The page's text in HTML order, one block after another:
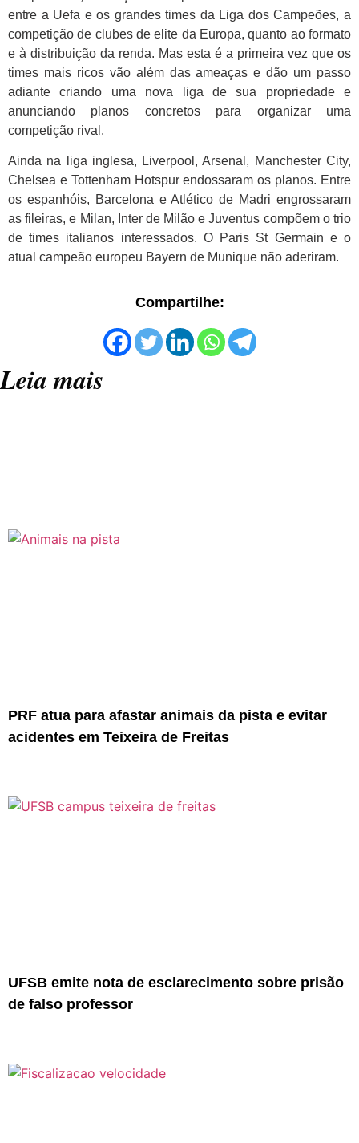
entre a Uefa e os grandes times da Liga dos Campeões, a
competição de clubes de elite da Europa, quanto ao formato
e à distribuição da renda. Mas esta é a primeira vez que os
times mais ricos vão além das ameaças e dão um passo
adiante criando uma nova liga de sua propriedade e
anunciando planos concretos para organizar uma
competição rival.
Ainda na liga inglesa, Liverpool, Arsenal, Manchester City,
Chelsea e Tottenham Hotspur endossaram os planos. Entre
os espanhóis, Barcelona e Atlético de Madri engrossaram
as fileiras, e Milan, Inter de Milão e Juventus compõem o trio
de times italianos interessados. O Paris St Germain e o
atual campeão europeu Bayern de Munique não aderiram.
Compartilhe:
Leia mais
PRF atua para afastar animais da pista e evitar
acidentes em Teixeira de Freitas
UFSB emite nota de esclarecimento sobre prisão
de falso professor